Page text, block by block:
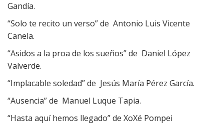
Gandía.
“Solo te recito un verso” de Antonio Luis Vicente
Canela.
“Asidos a la proa de los sueños” de Daniel López
Valverde.
“Implacable soledad” de Jesús María Pérez García.
“Ausencia” de Manuel Luque Tapia.
“Hasta aquí hemos llegado” de XoXé Pompei